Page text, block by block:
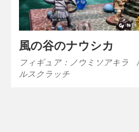
風の谷のナウシカ
フィギュア：ノウミソアキ
ルスクラッチ